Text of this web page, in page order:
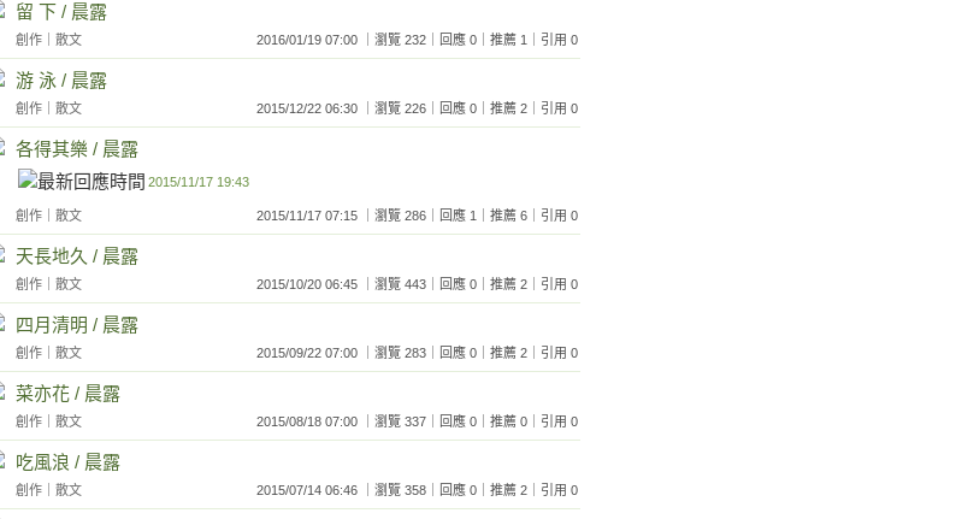
留 下 / 晨露
創作 散文 2016/01/19 07:00 ｜瀏覽 232｜回應 0｜推薦 1｜引用 0
游 泳 / 晨露
創作 散文 2015/12/22 06:30 ｜瀏覽 226｜回應 0｜推薦 2｜引用 0
各得其樂 / 晨露
2015/11/17 19:43
創作 散文 2015/11/17 07:15 ｜瀏覽 286｜回應 1｜推薦 6｜引用 0
天長地久 / 晨露
創作 散文 2015/10/20 06:45 ｜瀏覽 443｜回應 0｜推薦 2｜引用 0
四月清明 / 晨露
創作 散文 2015/09/22 07:00 ｜瀏覽 283｜回應 0｜推薦 2｜引用 0
菜亦花 / 晨露
創作 散文 2015/08/18 07:00 ｜瀏覽 337｜回應 0｜推薦 0｜引用 0
吃風浪 / 晨露
創作 散文 2015/07/14 06:46 ｜瀏覽 358｜回應 0｜推薦 2｜引用 0